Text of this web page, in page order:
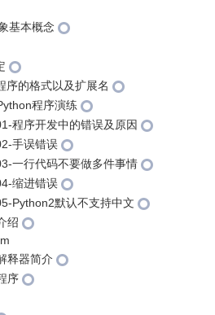
基本概念
序的格式以及扩展名
程序演练
程序开发中的错误及原因
手误错误
一行代码不要做多件事情
缩进错误
Python2默认不支持中文
绍
释器简介
序